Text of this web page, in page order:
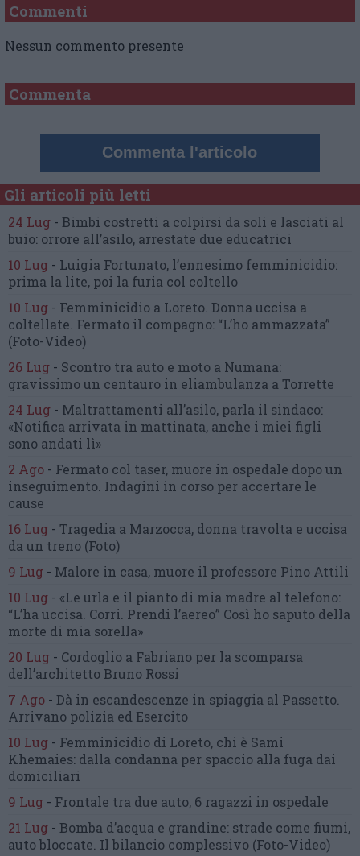
Commenti
Nessun commento presente
Commenta
Commenta l'articolo
Gli articoli più letti
24 Lug - Bimbi costretti a colpirsi da soli e lasciati al
buio: orrore all’asilo, arrestate due educatrici
10 Lug - Luigia Fortunato, l’ennesimo femminicidio:
prima la lite, poi la furia col coltello
10 Lug - Femminicidio a Loreto. Donna uccisa a
coltellate. Fermato il compagno: “L’ho ammazzata”
(Foto-Video)
26 Lug - Scontro tra auto e moto a Numana:
gravissimo un centauro in eliambulanza a Torrette
24 Lug - Maltrattamenti all’asilo, parla il sindaco:
«Notifica arrivata in mattinata, anche i miei figli
sono andati lì»
2 Ago - Fermato col taser, muore in ospedale dopo un
inseguimento. Indagini in corso per accertare le
cause
16 Lug - Tragedia a Marzocca, donna travolta e uccisa
da un treno (Foto)
9 Lug - Malore in casa, muore il professore Pino Attili
10 Lug - «Le urla e il pianto di mia madre al telefono:
“L’ha uccisa. Corri. Prendi l’aereo” Così ho saputo della
morte di mia sorella»
20 Lug - Cordoglio a Fabriano per la scomparsa
dell’architetto Bruno Rossi
7 Ago - Dà in escandescenze in spiaggia al Passetto.
Arrivano polizia ed Esercito
10 Lug - Femminicidio di Loreto, chi è Sami
Khemaies: dalla condanna per spaccio alla fuga dai
domiciliari
9 Lug - Frontale tra due auto, 6 ragazzi in ospedale
21 Lug - Bomba d’acqua e grandine: strade come fiumi,
auto bloccate. Il bilancio complessivo (Foto-Video)